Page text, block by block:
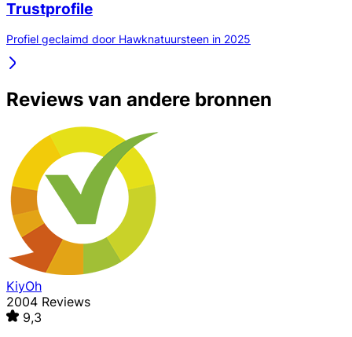
Trustprofile
Profiel geclaimd door Hawknatuursteen in 2025
Reviews van andere bronnen
KiyOh
2004 Reviews
9,3